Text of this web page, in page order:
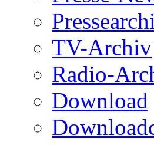
TV-Archiv
Radio-
Download